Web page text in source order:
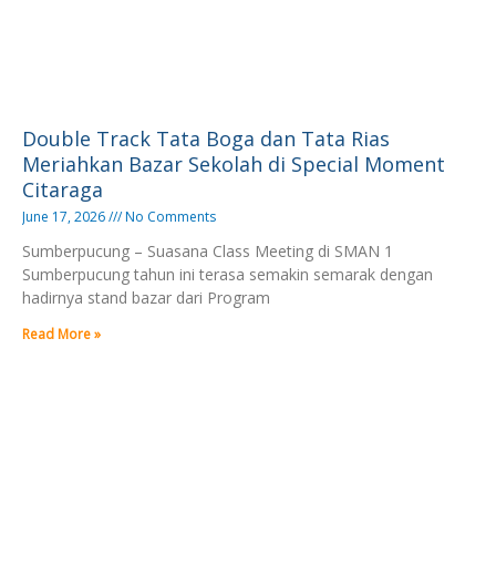
Double Track Tata Boga dan Tata Rias
Meriahkan Bazar Sekolah di Special Moment
Citaraga
June 17, 2026 No Comments
Sumberpucung – Suasana Class Meeting di SMAN 1
Sumberpucung tahun ini terasa semakin semarak dengan
hadirnya stand bazar dari Program
Read More »